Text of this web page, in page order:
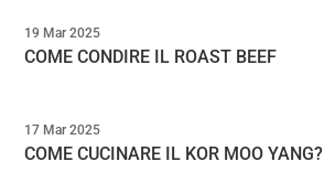
COME CONDIRE IL ROAST BEEF
19 Mar 2025
COME CUCINARE IL KOR MOO YANG?
17 Mar 2025